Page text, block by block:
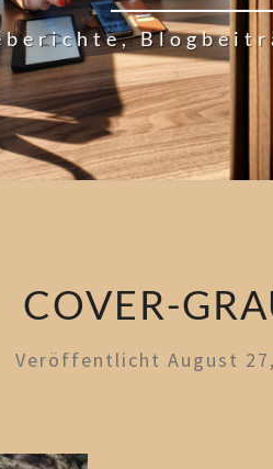
COVER-
VeröffentlichtAugust